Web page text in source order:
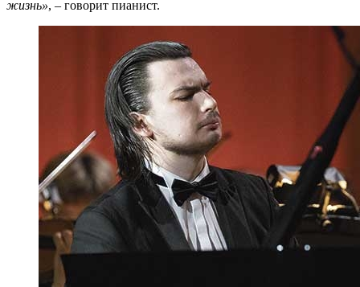
жизнь», – говорит пианист.